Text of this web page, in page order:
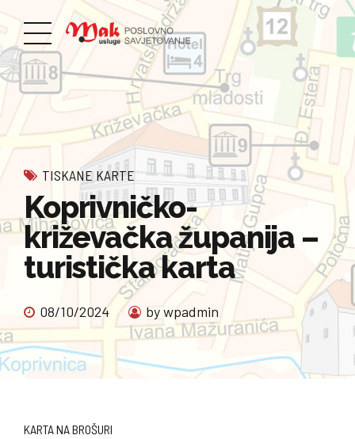
TISKANE KARTE
Koprivničko-
križevačka županija –
turistička karta
08/10/2024 by wpadmin
KARTA NA BROŠURI